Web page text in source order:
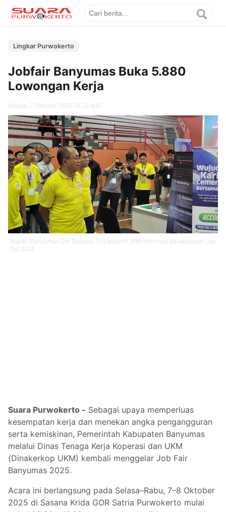
Lingkar Purwokerto
Jobfair Banyumas Buka 5.880
Lowongan Kerja
Selasa, 7 Oktober 2025 12.29 WIB
Bupati Banyumas Drs Sadewo Tri Lastiono, MM meninjau pelaksanaan job
fair 2025
Suara Purwokerto - Sebagai upaya memperluas
kesempatan kerja dan menekan angka pengangguran
serta kemiskinan, Pemerintah Kabupaten Banyumas
melalui Dinas Tenaga Kerja Koperasi dan UKM
(Dinakerkop UKM) kembali menggelar Job Fair
Banyumas 2025.
Acara ini berlangsung pada Selasa–Rabu, 7–8 Oktober
2025 di Sasana Krida GOR Satria Purwokerto mulai